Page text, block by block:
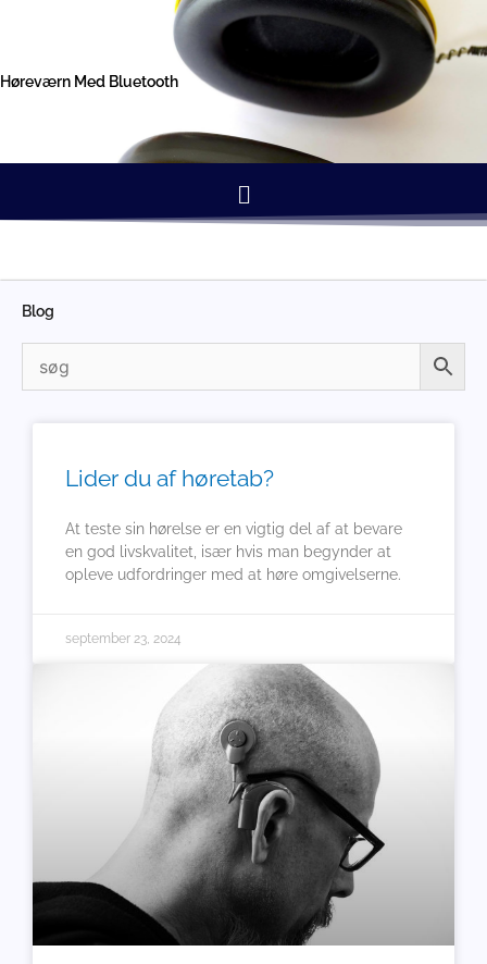
Høreværn Med Bluetooth
Menu
Blog
Lider du af høretab?
At teste sin hørelse er en vigtig del af at bevare
en god livskvalitet, især hvis man begynder at
opleve udfordringer med at høre omgivelserne.
september 23, 2024